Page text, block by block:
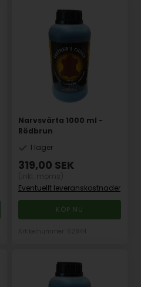
Narvsvärta 1000 ml -
Rödbrun
I lager
319,00 SEK
Eventuellt leveranskostnader